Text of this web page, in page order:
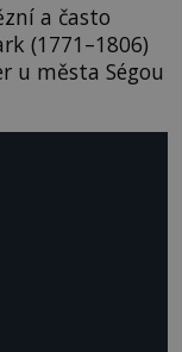
a často
(1771–1806)
u města Ségou